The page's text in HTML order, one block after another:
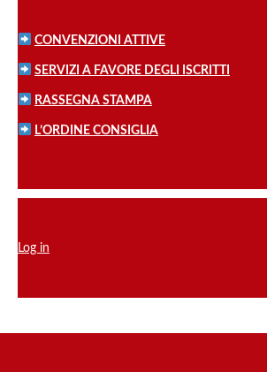
CONVENZIONI ATTIVE
SERVIZI A FAVORE DEGLI ISCRITTI
RASSEGNA STAMPA
L’ORDINE CONSIGLIA
Log in